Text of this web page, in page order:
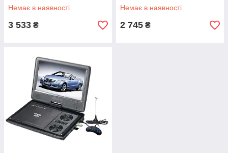
Немає в наявності
3 533 ₴
Немає в наявності
2 745 ₴